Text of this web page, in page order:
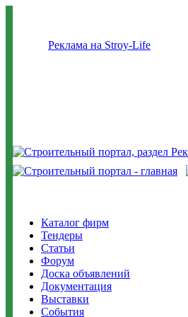
Реклама на Stroy-Life
Каталог фирм
Тендеры
Статьи
Форум
Доска объявлений
Документация
Выставки
События